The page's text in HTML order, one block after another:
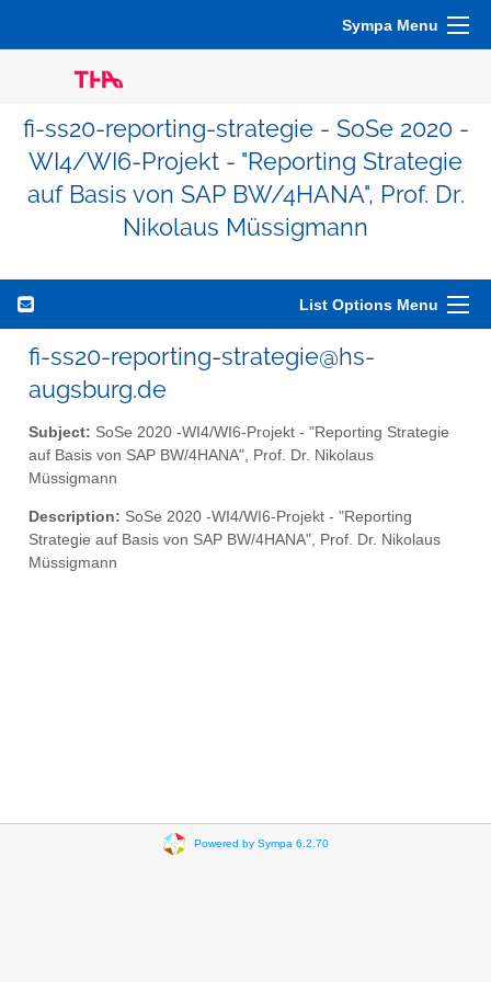
Sympa Menu
fi-ss20-reporting-strategie - SoSe 2020 -
WI4/WI6-Projekt - "Reporting Strategie
auf Basis von SAP BW/4HANA", Prof. Dr.
Nikolaus Müssigmann
List Options Menu
fi-ss20-reporting-strategie@hs-
augsburg.de
Subject: SoSe 2020 -WI4/WI6-Projekt - "Reporting Strategie
auf Basis von SAP BW/4HANA", Prof. Dr. Nikolaus
Müssigmann
Description: SoSe 2020 -WI4/WI6-Projekt - "Reporting
Strategie auf Basis von SAP BW/4HANA", Prof. Dr. Nikolaus
Müssigmann
Powered by Sympa 6.2.70